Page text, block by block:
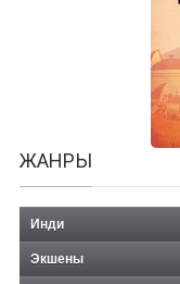
ЖАНРЫ
Инди
Экшены